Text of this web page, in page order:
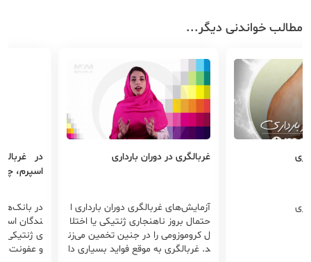
مطالب خواندنی دیگر...
غربالگری در دوران بارداری
آزمایش‌های غربالگری دوران بارداری ا
حتمال بروز ناهنجاری ژنتیکی یا اختلا
ل کروموزومی‌ را در جنین تخمین می‌زن
د. غربالگری به موقع فواید بسیاری دا
در
اسپرم، چه
در
ندگان
ی ژنتیکی،
و